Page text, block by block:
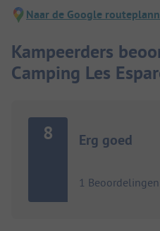
Naar de Google
Kampeerders
Camping Les
8 Erg goed
1 Beoordelingen